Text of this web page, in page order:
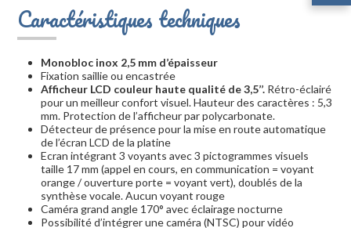
Caractéristiques techniques
Monobloc inox 2,5 mm d’épaisseur
Fixation saillie ou encastrée
Afficheur LCD couleur haute qualité de 3,5’’. Rétro-éclairé
pour un meilleur confort visuel. Hauteur des caractères : 5,3
mm. Protection de l’afficheur par polycarbonate.
Détecteur de présence pour la mise en route automatique
de l’écran LCD de la platine
Ecran intégrant 3 voyants avec 3 pictogrammes visuels
taille 17 mm (appel en cours, en communication = voyant
orange / ouverture porte = voyant vert), doublés de la
synthèse vocale. Aucun voyant rouge
Caméra grand angle 170° avec éclairage nocturne
Possibilité d’intégrer une caméra (NTSC) pour vidéo